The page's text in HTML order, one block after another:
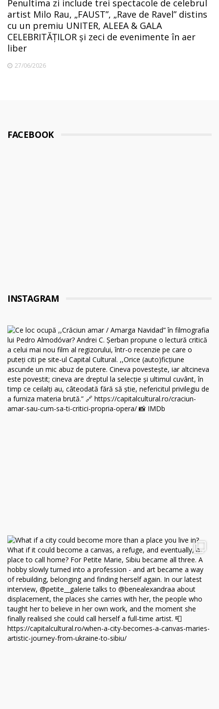
Penultima zi include trei spectacole de celebrul
artist Milo Rau, „FAUST”, „Rave de Ravel” distins
cu un premiu UNITER, ALEEA & GALA
CELEBRITĂȚILOR și zeci de evenimente în aer
liber
27/06/2026
FACEBOOK
INSTAGRAM